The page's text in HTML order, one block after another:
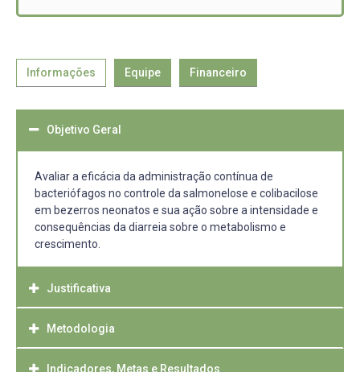
Informações Equipe Financeiro
Objetivo Geral
Avaliar a eficácia da administração contínua de
bacteriófagos no controle da salmonelose e colibacilose
em bezerros neonatos e sua ação sobre a intensidade e
consequências da diarreia sobre o metabolismo e
crescimento.
Justificativa
A diarreia neonatal é uma das principais causas de
mortalidade em bezerros e também de perdas
econômicas na pecuária, principalmente por retardo de
Metodologia
Indicadores, Metas e Resultados